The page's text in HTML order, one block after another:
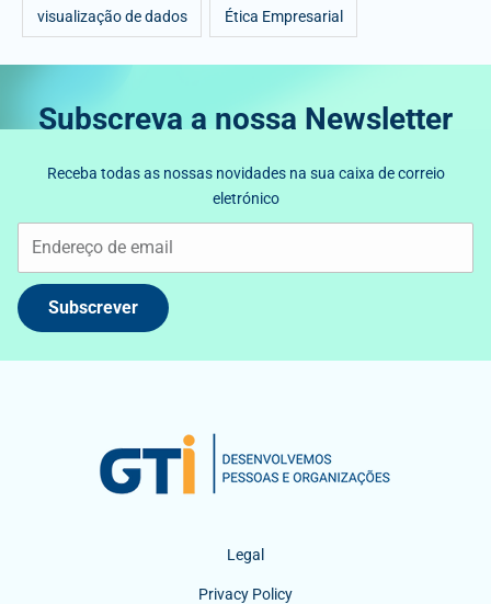
visualização de dados Ética Empresarial
Subscreva a nossa Newsletter
Receba todas as nossas novidades na sua caixa de correio
eletrónico
Subscrever
Legal
Privacy Policy